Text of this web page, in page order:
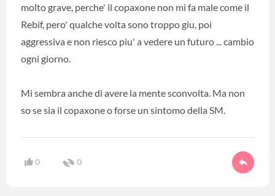
molto grave, perche' il copaxone non mi fa male come il
Rebif, pero' qualche volta sono troppo giu, poi
aggressiva e non riesco piu' a vedere un futuro ... cambio
ogni giorno.
Mi sembra anche di avere la mente sconvolta. Ma non
so se sia il copaxone o forse un sintomo della SM.
0 0